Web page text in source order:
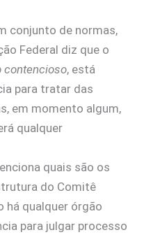
conjunto de normas,
Federal diz que o
contencioso, está
para tratar das
em momento algum,
qualquer
quais são os
do Comitê
há qualquer órgão
para julgar processo